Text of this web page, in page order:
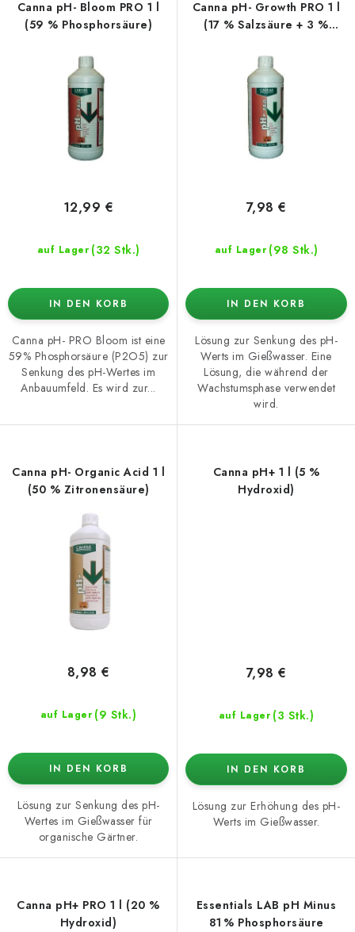
eCanna pH- Bloom PRO 1 l
(59 % Phosphorsäure)
auf Lager (32 Stk.)
12,99 €
IN DEN KORB
Canna pH- PRO Bloom ist eine
59% Phosphorsäure (P2O5) zur
Senkung des pH-Wertes im
Anbauumfeld. Es wird zur...
Canna pH- Growth PRO 1 l
(17 % Salzsäure + 3 %
auf Lager (98 Stk.)
7,98 €
IN DEN KORB
Lösung zur Senkung des pH-
Werts im Gießwasser. Eine
Lösung, die während der
Wachstumsphase verwendet
wird.
Canna pH- Organic Acid 1 l
(50 % Zitronensäure)
auf Lager (9 Stk.)
8,98 €
IN DEN KORB
Lösung zur Senkung des pH-
Wertes im Gießwasser für
organische Gärtner.
Canna pH+ 1 l (5 %
Hydroxid)
auf Lager (3 Stk.)
7,98 €
IN DEN KORB
Lösung zur Erhöhung des pH-
Werts im Gießwasser.
Canna pH+ PRO 1 l (20 %
Hydroxid)
Essentials LAB pH Minus
81 % Phosphorsäure